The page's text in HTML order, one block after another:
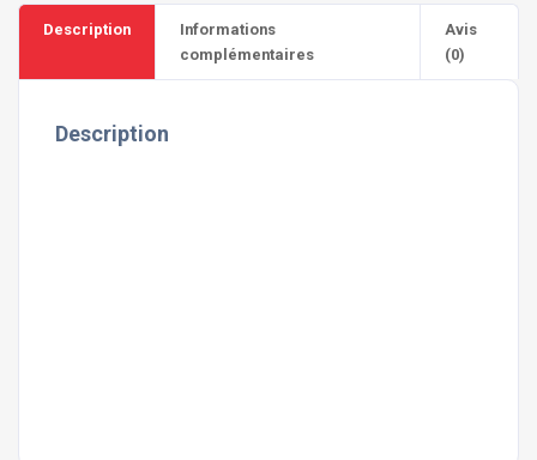
Description
Informations
complémentaires
Avis
(0)
Description